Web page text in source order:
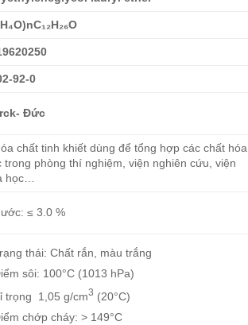
92-0
Đức
chất tinh khiết dùng để tổng hợp các chất hóa
trong phòng thí nghiệm, viện nghiên cứu, viện
học…
≤ 3.0 %
thái: Chất rắn, màu trắng
sôi: 100°C (1013 hPa)
trọng 1,05 g/cm3 (20°C)
chớp cháy: > 149°C